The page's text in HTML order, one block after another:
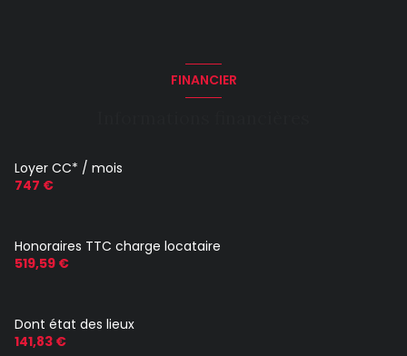
FINANCIER
Loyer CC* / mois
747 €
Honoraires TTC charge locataire
519,59 €
Dont état des lieux
141,83 €